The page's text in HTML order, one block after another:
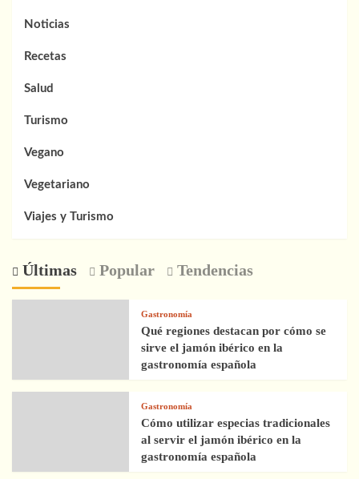
Noticias
Recetas
Salud
Turismo
Vegano
Vegetariano
Viajes y Turismo
Últimas Popular Tendencias
Gastronomía
Qué regiones destacan por cómo se
sirve el jamón ibérico en la
gastronomía española
Gastronomía
Cómo utilizar especias tradicionales
al servir el jamón ibérico en la
gastronomía española